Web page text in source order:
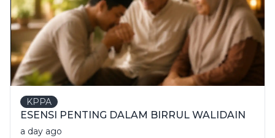
KPPA
ESENSI PENTING DALAM BIRRUL WALIDAIN
a day ago